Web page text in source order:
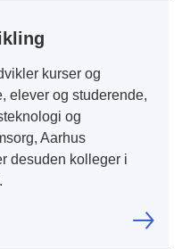
kurser og
elever og studerende,
og
Aarhus
desuden kolleger i